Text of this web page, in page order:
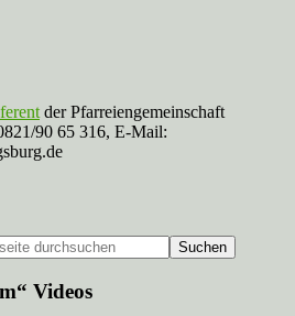
der Pfarreiengemeinschaft
90 65 316, E-Mail:
Videos